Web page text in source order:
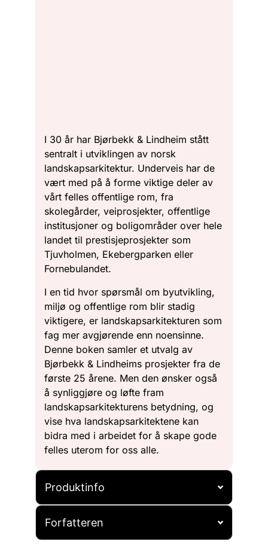
I 30 år har Bjørbekk & Lindheim stått
sentralt i utviklingen av norsk
landskapsarkitektur. Underveis har de
vært med på å forme viktige deler av
vårt felles offentlige rom, fra
skolegårder, veiprosjekter, offentlige
institusjoner og boligområder over hele
landet til prestisjeprosjekter som
Tjuvholmen, Ekebergparken eller
Fornebulandet.
I en tid hvor spørsmål om byutvikling,
miljø og offentlige rom blir stadig
viktigere, er landskapsarkitekturen som
fag mer avgjørende enn noensinne.
Denne boken samler et utvalg av
Bjørbekk & Lindheims prosjekter fra de
første 25 årene. Men den ønsker også
å synliggjøre og løfte fram
landskapsarkitekturens betydning, og
vise hva landskapsarkitektene kan
bidra med i arbeidet for å skape gode
felles uterom for oss alle.
Produktinfo
Forfatteren